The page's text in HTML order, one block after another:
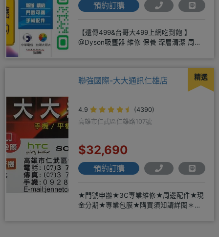
預約訂購
【遠傳499&台哥大499上網吃到飽 】
@Dyson吸塵器 維修 保養 深層清潔 周邊
精選
聯強國際-大大通訊仁雄店
4.9
(4390)
高雄市仁武區仁雄路107號
$32,690
預約訂購
★門號申辦★3C專業維修★周邊配件★現
金分期★專業包膜★購買須知請詳閱＊來